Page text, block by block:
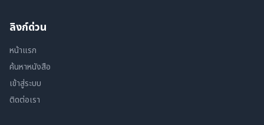
ลิงก์ด่วน
หน้าแรก
ค้นหาหนังสือ
เข้าสู่ระบบ
ติดต่อเรา